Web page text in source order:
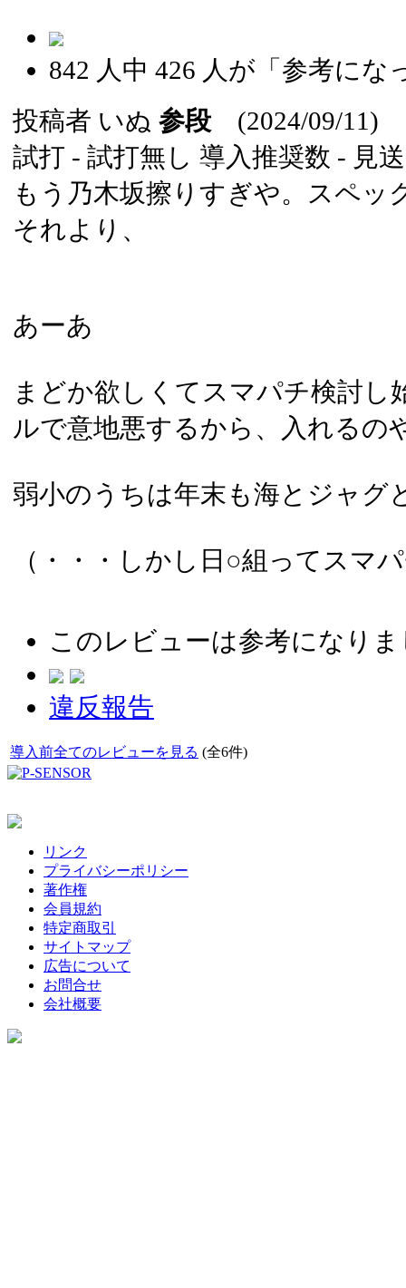
842 人中 426 人が「参考にな
投稿者 いぬ 参段 (2024/09/11)
試打 - 試打無し 導入推奨数 - 見
もう乃木坂擦りすぎや。スペッ
それより、
あーあ
まどか欲しくてスマパチ検討
ルで意地悪するから、入れるの
弱小のうちは年末も海とジャグ
（・・・しかし日○組ってスマ
このレビューは参考になり
違反報告
導入前全てのレビューを見る (全6件)
リンク
プライバシーポリシー
著作権
会員規約
特定商取引
サイトマップ
広告について
お問合せ
会社概要